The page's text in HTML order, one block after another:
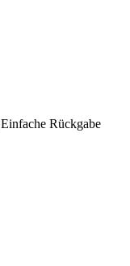
Einfache Rückgabe